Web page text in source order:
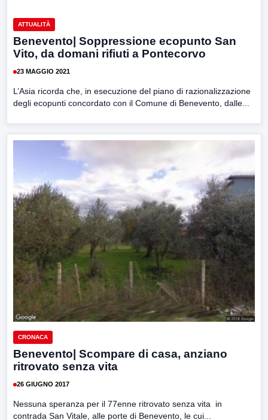
ATTUALITÀ
Benevento| Soppressione ecopunto San
Vito, da domani rifiuti a Pontecorvo
23 MAGGIO 2021
L’Asia ricorda che, in esecuzione del piano di razionalizzazione
degli ecopunti concordato con il Comune di Benevento, dalle...
CRONACA
Benevento| Scompare di casa, anziano
ritrovato senza vita
26 GIUGNO 2017
Nessuna speranza per il 77enne ritrovato senza vita in
contrada San Vitale, alle porte di Benevento, le cui...